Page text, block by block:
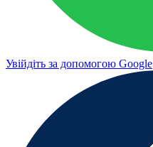
Увійдіть за допомогою Google